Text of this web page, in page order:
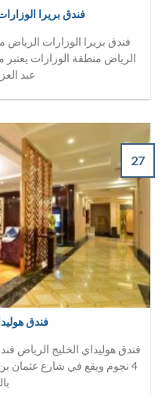
فندق بريرا
فندق بريرا الوزارات الرياض
عبد
فندق
فندق هوليداي الخليج الرياض
4 نجوم ويقع في شارع عثمان
27